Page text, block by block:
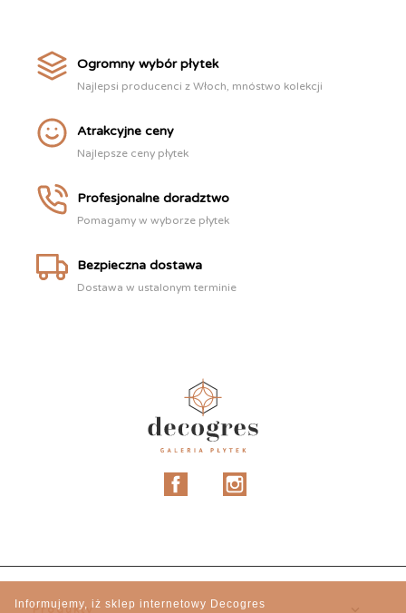
Ogromny wybór płytek
Najlepsi producenci z Włoch, mnóstwo kolekcji
Atrakcyjne ceny
Najlepsze ceny płytek
Profesjonalne doradztwo
Pomagamy w wyborze płytek
Bezpieczna dostawa
Dostawa w ustalonym terminie
Facebook
Produkty
Informujemy, iż sklep internetowy Decogres